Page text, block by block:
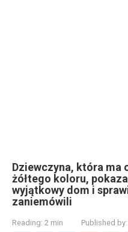
Dziewczyna, która ma
żółtego koloru,
wyjątkowy dom i
zaniemówili
Reading: 2 min Published by: